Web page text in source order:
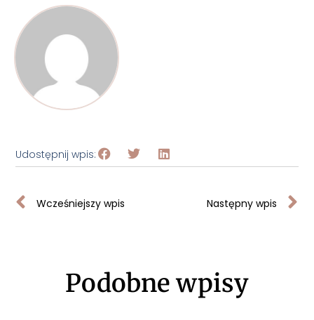
Udostępnij wpis:
Wcześniejszy wpis Następny wpis
Podobne wpisy